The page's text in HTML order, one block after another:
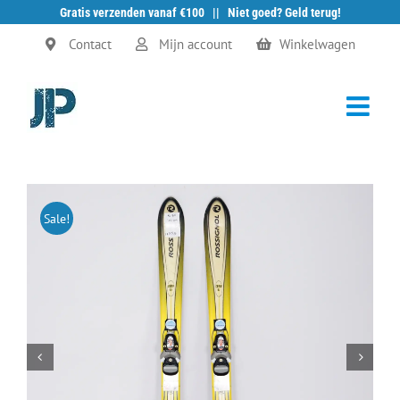
Gratis verzenden vanaf €100 || Niet goed? Geld terug!
Ga
Contact Mijn account Winkelwagen
Sale!